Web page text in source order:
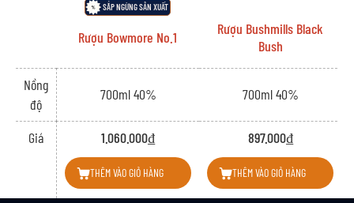
nồng nàn của trái cây ngọt ngào, bao gồm nho khô, mận chín, lê và táo.
Hương thơm tiếp theo: Sau khi lắc nhẹ ly, bạn sẽ cảm nhận được sự xuất
hiện của các nốt hương cay nồng như gừng, quế, đinh hương, cùng với một
chút hương khói than bùn và gỗ sồi cháy.
Hương thơm cuối cùng: Khi rượu đã mở ra, bạn sẽ nhận ra hương vị mặn
mòi của biển cả hòa quyện cùng vị vani ngọt ngào và béo ngậy.
SẮP NGỪNG SẢN XUẤT
Rượu Bowmore No.1
Rượu Bushmills Black
Bush
Nồng
độ
700ml 40% 700ml 40%
Giá 1.060.000₫
THÊM VÀO GIỎ HÀNG
897.000₫
THÊM VÀO GIỎ HÀNG